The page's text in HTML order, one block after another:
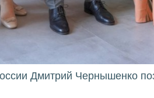
Дмитрий Чернышенко